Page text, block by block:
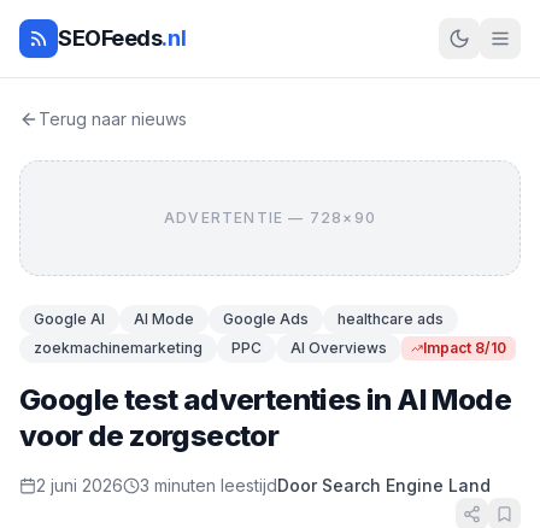
SEOFeeds.nl
Terug naar nieuws
ADVERTENTIE — 728×90
Google AI AI Mode Google Ads
healthcare ads
zoekmachinemarketing
PPC AI Overviews Impact 8/10
Google test advertenties in AI Mode
voor de zorgsector
2 juni 2026 3 minuten leestijdDoor Search Engine Land